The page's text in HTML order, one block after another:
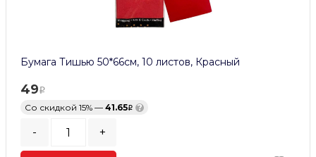
Бумага Тишью 50*66см, 10 листов, Красный
49
Со скидкой 15% — 41.65 ?
- +